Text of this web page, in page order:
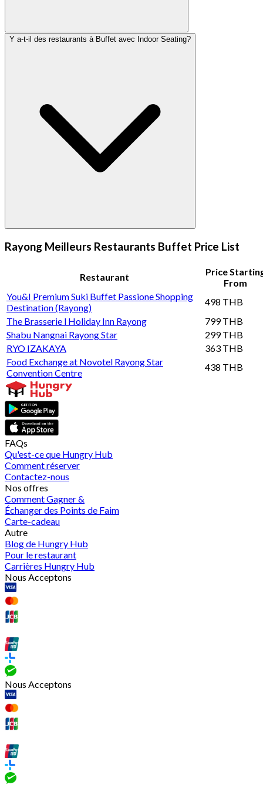
Y a-t-il des restaurants à Buffet avec Indoor Seating?
Rayong Meilleurs Restaurants Buffet Price List
Restaurant
Price
From
You&I Premium Suki Buffet Passione Shopping
Destination (Rayong)
498 THB
The Brasserie l Holiday Inn Rayong
799 THB
Shabu Nangnai Rayong Star
299 THB
RYO IZAKAYA
363 THB
Food Exchange at Novotel Rayong Star
Convention Centre
438 THB
FAQs
Qu'est-ce que Hungry Hub
Comment réserver
Contactez-nous
Nos offres
Comment Gagner &
Échanger des Points de Faim
Carte-cadeau
Autre
Blog de Hungry Hub
Pour le restaurant
Carrières Hungry Hub
Nous Acceptons
Nous Acceptons